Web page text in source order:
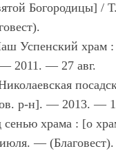
Богородицы]
Успенский храм :
2011. — 27 авг.
р-н]. — 2013. —
сенью храма : [о
— (Благовест).